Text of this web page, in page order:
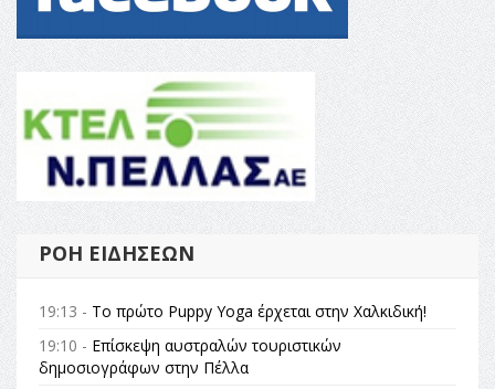
ΡΟΉ ΕΙΔΉΣΕΩΝ
19:13 - Το πρώτο Puppy Yoga έρχεται στην Χαλκιδική!
19:10 - Επίσκεψη αυστραλών τουριστικών
δημοσιογράφων στην Πέλλα